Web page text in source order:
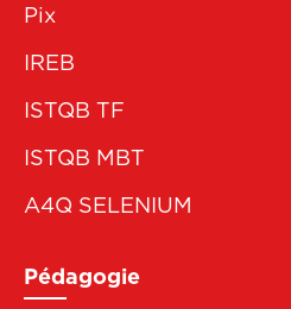
Pix
IREB
ISTQB TF
ISTQB MBT
A4Q SELENIUM
Pédagogie